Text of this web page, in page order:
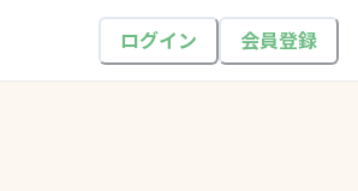
ログイン 会員登録